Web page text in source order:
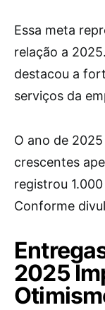
Essa meta
relação a
destacou a
serviços da
O ano de
crescentes
registrou
Conforme
2025